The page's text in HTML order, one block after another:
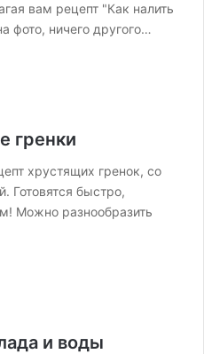
вам рецепт "Как налить
фото, ничего другого…
гренки
хрустящих гренок, со
Готовятся быстро,
Можно разнообразить
и воды